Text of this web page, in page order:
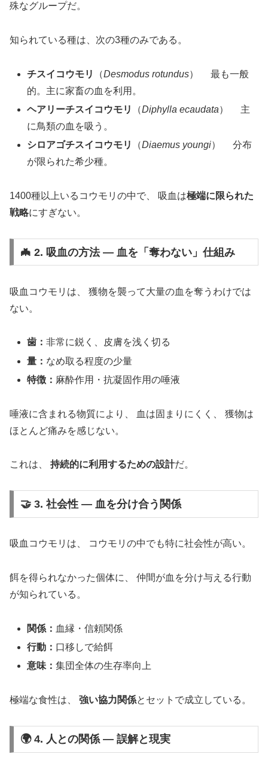
殊なグループだ。
知られている種は、次の3種のみである。
チスイコウモリ （Desmodus rotundus） 最も一般
的。主に家畜の血を利用。
ヘアリーチスイコウモリ
（Diphylla ecaudata） 主
に鳥類の血を吸う。
シロアゴチスイコウモリ
（Diaemus youngi） 分布
が限られた希少種。
1400種以上いるコウモリの中で、 吸血は極端に限られた
戦略にすぎない。
🦇 2. 吸血の方法 ― 血を「奪わない」仕組み
吸血コウモリは、 獲物を襲って大量の血を奪うわけでは
ない。
歯：非常に鋭く、皮膚を浅く切る
量： なめ取る程度の少量
特徴： 麻酔作用・抗凝固作用の唾液
唾液に含まれる物質により、 血は固まりにくく、 獲物は
ほとんど痛みを感じない。
これは、 持続的に利用するための設計だ。
🤝 3. 社会性 ― 血を分け合う関係
吸血コウモリは、 コウモリの中でも特に社会性が高い。
餌を得られなかった個体に、 仲間が血を分け与える行動
が知られている。
関係： 血縁・信頼関係
行動： 口移しで給餌
意味：集団全体の生存率向上
極端な食性は、 強い協力関係とセットで成立している。
🌍 4. 人との関係 ― 誤解と現実